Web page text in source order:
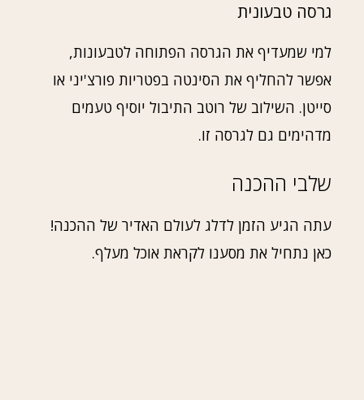
גרסה טבעונית
למי שמעדיף את הגרסה הפתוחה לטבעונות,
אפשר להחליף את הסינטה בפטריות פורצ'יני או
סייטן. השילוב של רוטב התיבול יוסיף טעמים
מדהימים גם לגרסה זו.
שלבי ההכנה
עתה הגיע הזמן לדלג לעולם האדיר של ההכנה!
כאן נתחיל את מסענו לקראת אוכל מעלף.